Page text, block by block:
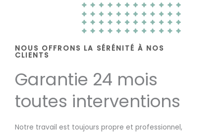
NOUS OFFRONS LA SÉRÉNITÉ À NOS
CLIENTS
Garantie 24 mois
toutes interventions
Notre travail est toujours propre et professionnel,